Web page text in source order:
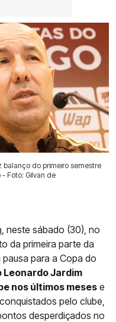
do primeiro semestre
Foto: Gilvan de
, neste sábado (30), no
da primeira parte da
para a Copa do
Leonardo Jardim
nos últimos meses e
pelo clube,
desperdiçados no